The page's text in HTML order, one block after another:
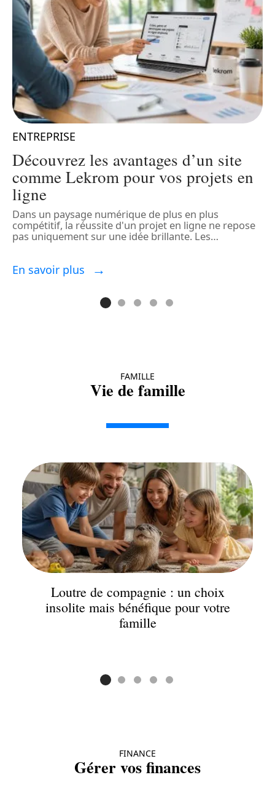
ENTREPRISE
Découvrez les avantages d’un site
comme Lekrom pour vos projets en
ligne
Dans un paysage numérique de plus en plus
compétitif, la réussite d'un projet en ligne ne repose
pas uniquement sur une idée brillante. Les…
En savoir plus
FAMILLE
Vie de famille
Loutre de compagnie : un choix
insolite mais bénéfique pour votre
famille
FINANCE
Gérer vos finances